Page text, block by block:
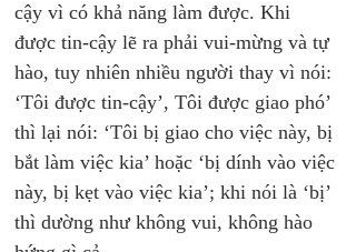
cậy vì có khả năng làm được. Khi
được tin-cậy lẽ ra phải vui-mừng và tự
hào, tuy nhiên nhiều người thay vì nói:
‘Tôi được tin-cậy’, Tôi được giao phó’
thì lại nói: ‘Tôi bị giao cho việc này, bị
bắt làm việc kia’ hoặc ‘bị dính vào việc
này, bị kẹt vào việc kia’; khi nói là ‘bị’
thì dường như không vui, không hào